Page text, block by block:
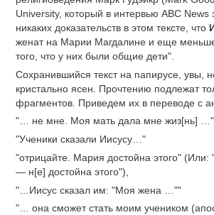
University, который в интервью ABC News
никаких доказательств в этом тексте, что
женат на Марии Магдалине и еще меньше
того, что у них были общие дети".
Сохранившийся текст на папирусе, увы,
кристально ясен. Прочтению подлежат
фрагментов. Приведем их в переводе с
"… не мне. Моя мать дала мне жиз[нь] …"
"Ученики сказали Иисусу…"
"отрицайте. Мария достойна этого" (Или:
— н[е] достойна этого"),
"…Иисус сказал им: "Моя жена …""
"… она сможет стать моим учеником